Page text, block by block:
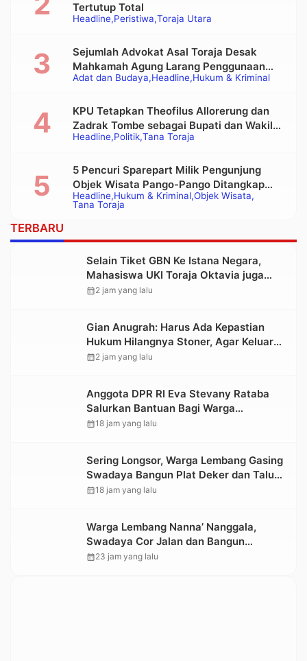
Headline Peristiwa Toraja Utara
Tertutup Total
Adat dan Budaya Headline Hukum & Kriminal
Sejumlah Advokat Asal Toraja Desak
Mahkamah Agung Larang Penggunaan
Alat Berat pada Eksekusi Rumah Adat
Headline Politik Tana Toraja
KPU Tetapkan Theofilus Allorerung dan
Zadrak Tombe sebagai Bupati dan Wakil
Bupati Tana Toraja Terpilih
Headline Hukum & Kriminal Objek Wisata
Tana Toraja
5 Pencuri Sparepart Milik Pengunjung
Objek Wisata Pango-Pango Ditangkap
Polisi
TERBARU
Selain Tiket GBN Ke Istana Negara,
Mahasiswa UKI Toraja Oktavia juga
Lolos ke Pekan Seni Mahasiswa
calendar_month2 jam yang lalu
Gian Anugrah: Harus Ada Kepastian
Hukum Hilangnya Stoner, Agar Keluarga
tidak Larut dalam Trauma dan
calendar_month2 jam yang lalu
Anggota DPR RI Eva Stevany Rataba
Salurkan Bantuan Bagi Warga
Terdampak Longsor di Buntu Pepasan
calendar_month18 jam yang lalu
Sering Longsor, Warga Lembang Gasing
Swadaya Bangun Plat Deker dan Talut
Jalan Penghubung Antar Lembang
calendar_month18 jam yang lalu
Warga Lembang Nanna’ Nanggala,
Swadaya Cor Jalan dan Bangun
Jembatan
calendar_month23 jam yang lalu